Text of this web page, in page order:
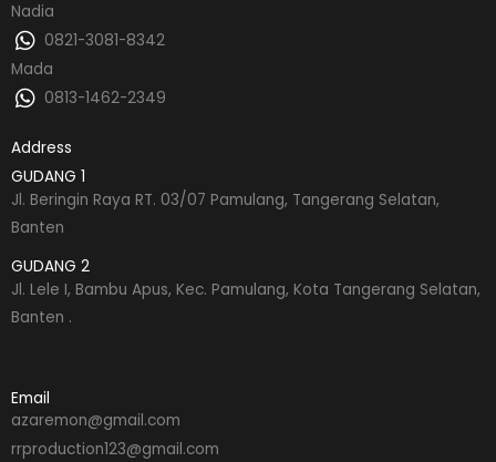
Nadia
0821-3081-8342
Mada
0813-1462-2349
Address
GUDANG 1
Jl. Beringin Raya RT. 03/07 Pamulang, Tangerang Selatan,
Banten
GUDANG 2
Jl. Lele I, Bambu Apus, Kec. Pamulang, Kota Tangerang Selatan,
Banten .
Email
azaremon@gmail.com
rrproduction123@gmail.com